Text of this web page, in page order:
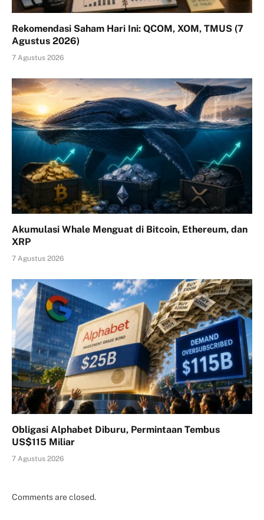
Rekomendasi Saham Hari Ini: QCOM, XOM, TMUS (7
Agustus 2026)
7 Agustus 2026
Akumulasi Whale Menguat di Bitcoin, Ethereum, dan
XRP
7 Agustus 2026
Obligasi Alphabet Diburu, Permintaan Tembus
US$115 Miliar
7 Agustus 2026
Comments are closed.